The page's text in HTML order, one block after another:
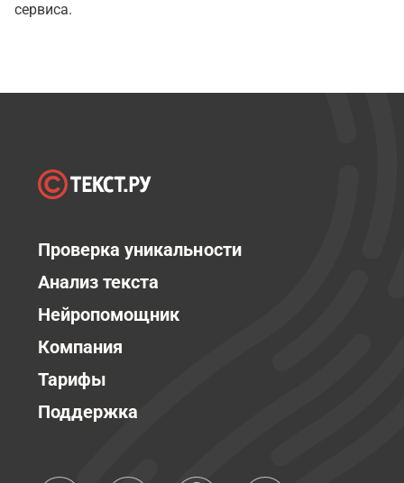
сервиса.
Проверка уникальности
Анализ текста
Нейропомощник
Компания
Тарифы
Поддержка